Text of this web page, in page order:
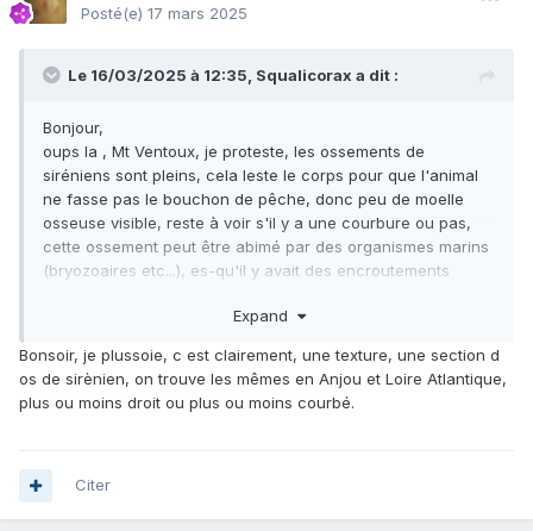
Posté(e) 17 mars 2025
Le 16/03/2025 à 12:35, Squalicorax a dit :
Bonjour,
oups la , Mt Ventoux, je proteste, les ossements de
siréniens sont pleins, cela leste le corps pour que l'animal
ne fasse pas le bouchon de pêche, donc peu de moelle
osseuse visible, reste à voir s'il y a une courbure ou pas,
cette ossement peut être abimé par des organismes marins
(bryozoaires etc...), es-qu'il y avait des encroutements
région, les restes de ces vertébrés sont ils cité? ça viens
sont souvent cassé dans le sens de la longueur, ce fossile
ressemble beaucoup à ces restes. Sur photo, avec le flash,
cela fausse la bonne lecture de la structure, l'idéal serait
fouisseur remplit de silice.
Expand
Bonsoir, je plussoie, c est clairement, une texture, une section d
os de sirènien, on trouve les mêmes en Anjou et Loire Atlantique,
plus ou moins droit ou plus ou moins courbé.
Citer